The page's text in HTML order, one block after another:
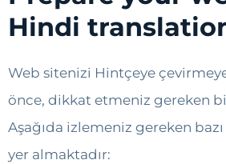
Hindi
Web sitenizi Hintçeye
önce, dikkat etmeniz gereken
Aşağıda izlemeniz gereken
yer almaktadır: